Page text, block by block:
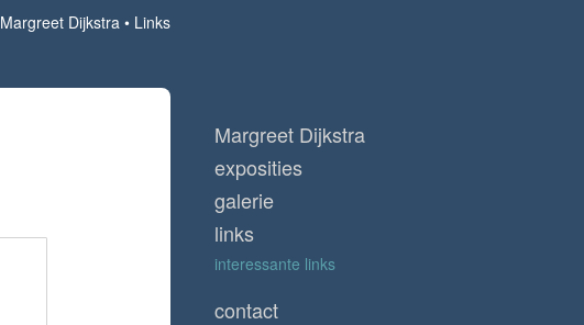
Margreet Dijkstra
Links
Margreet Dijkstra
exposities
galerie
links
interessante links
contact